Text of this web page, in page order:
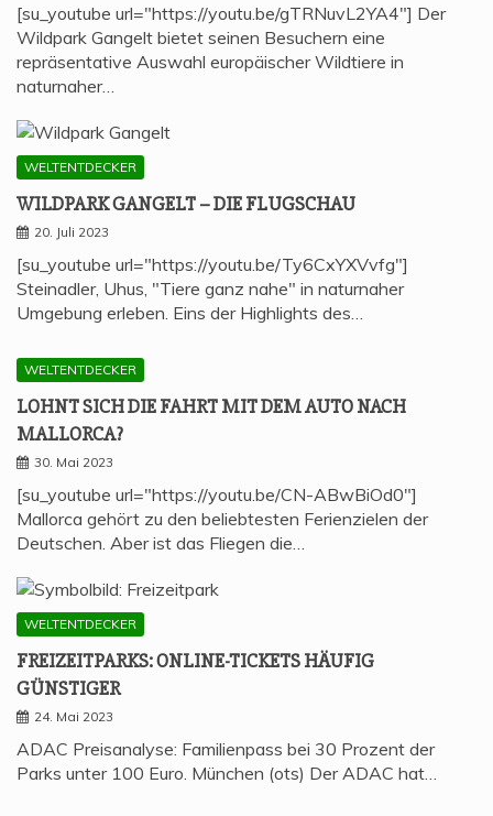
[su_youtube url="https://youtu.be/gTRNuvL2YA4"] Der
Wildpark Gangelt bietet seinen Besuchern eine
repräsentative Auswahl europäischer Wildtiere in
naturnaher…
WELTENTDECKER
WILD­PARK GAN­GELT – DIE FLUGSCHAU
20. Juli 2023
[su_youtube url="https://youtu.be/Ty6CxYXVvfg"]
Steinadler, Uhus, "Tiere ganz nahe" in naturnaher
Umgebung erleben. Eins der Highlights des…
WELTENTDECKER
LOHNT SICH DIE FAHRT MIT DEM AUTO NACH
MALLORCA?
30. Mai 2023
[su_youtube url="https://youtu.be/CN-ABwBiOd0"]
Mallorca gehört zu den beliebtesten Ferienzielen der
Deutschen. Aber ist das Fliegen die…
WELTENTDECKER
FREI­ZEIT­PARKS: ONLINE-TICKETS HÄU­FIG
GÜNSTIGER
24. Mai 2023
ADAC Preisanalyse: Familienpass bei 30 Prozent der
Parks unter 100 Euro. München (ots) Der ADAC hat…